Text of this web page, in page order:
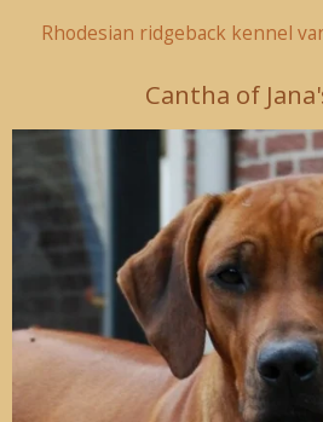
hoofdinhoud
Rhodesian ridgeback kennel
Cantha of